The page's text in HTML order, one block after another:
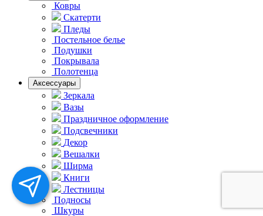
Ковры
Скатерти
Пледы
Постельное белье
Подушки
Покрывала
Полотенца
Аксессуары
Зеркала
Вазы
Праздничное оформление
Подсвечники
Декор
Вешалки
Ширма
Книги
Лестницы
Подносы
Шкуры